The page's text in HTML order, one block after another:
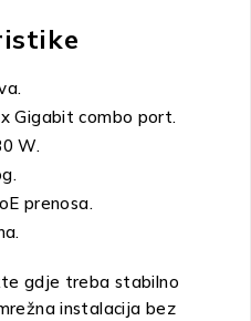
Gigabit combo port.
W.
prenosa.
gdje treba stabilno
instalacija bez